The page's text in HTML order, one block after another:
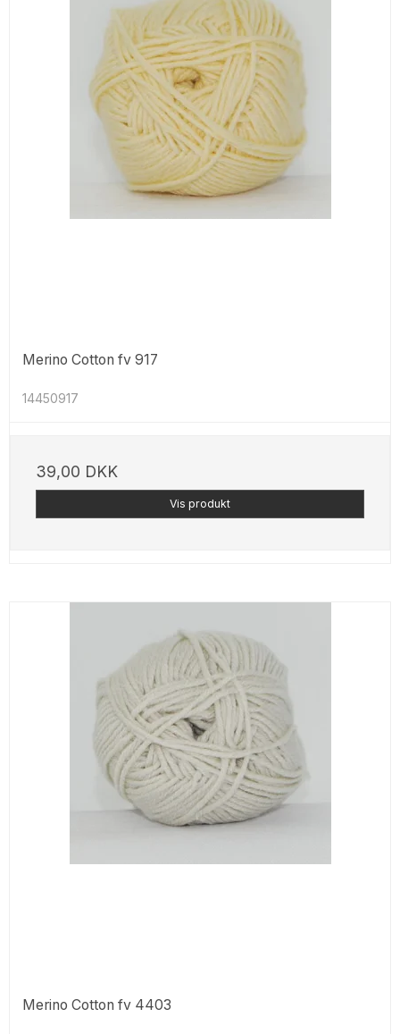
Merino Cotton fv 917
14450917
39,00 DKK
Vis produkt
Merino Cotton fv 4403